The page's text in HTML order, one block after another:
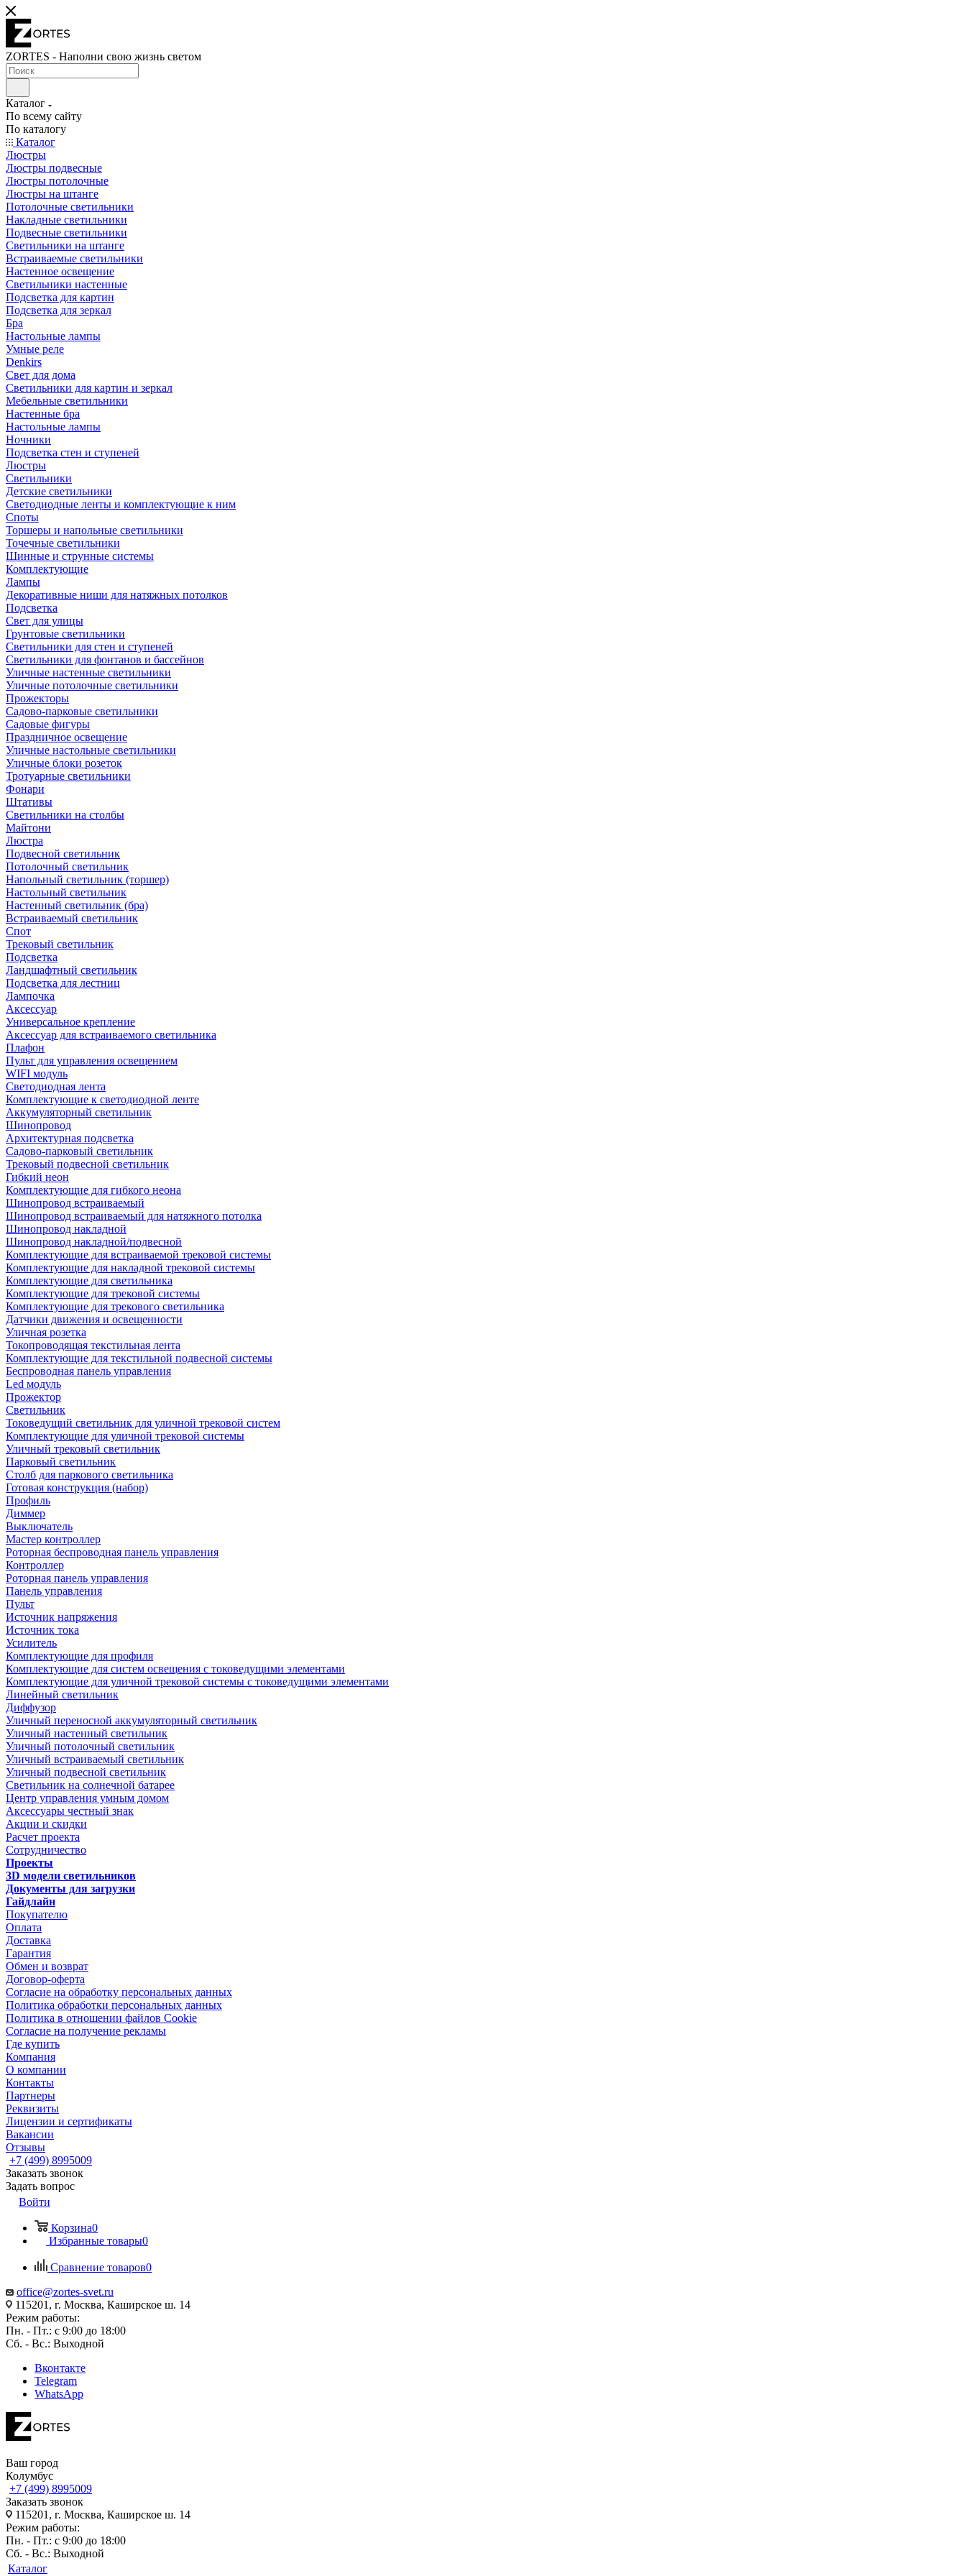
ZORTES - Наполни свою жизнь светом
Каталог
По всему сайту
По каталогу
Каталог
Люстры
Люстры подвесные
Люстры потолочные
Люстры на штанге
Потолочные светильники
Накладные светильники
Подвесные светильники
Светильники на штанге
Встраиваемые светильники
Настенное освещение
Светильники настенные
Подсветка для картин
Подсветка для зеркал
Бра
Настольные лампы
Умные реле
Denkirs
Свет для дома
Светильники для картин и зеркал
Мебельные светильники
Настенные бра
Настольные лампы
Ночники
Подсветка стен и ступеней
Люстры
Светильники
Детские светильники
Светодиодные ленты и комплектующие к ним
Споты
Торшеры и напольные светильники
Точечные светильники
Шинные и струнные системы
Комплектующие
Лампы
Декоративные ниши для натяжных потолков
Подсветка
Свет для улицы
Грунтовые светильники
Светильники для стен и ступеней
Светильники для фонтанов и бассейнов
Уличные настенные светильники
Уличные потолочные светильники
Прожекторы
Садово-парковые светильники
Садовые фигуры
Праздничное освещение
Уличные настольные светильники
Уличные блоки розеток
Тротуарные светильники
Фонари
Штативы
Светильники на столбы
Майтони
Люстра
Подвесной светильник
Потолочный светильник
Напольный светильник (торшер)
Настольный светильник
Настенный светильник (бра)
Встраиваемый светильник
Спот
Трековый светильник
Подсветка
Ландшафтный светильник
Подсветка для лестниц
Лампочка
Аксессуар
Универсальное крепление
Аксессуар для встраиваемого светильника
Плафон
Пульт для управления освещением
WIFI модуль
Светодиодная лента
Комплектующие к светодиодной ленте
Аккумуляторный светильник
Шинопровод
Архитектурная подсветка
Садово-парковый светильник
Трековый подвесной светильник
Гибкий неон
Комплектующие для гибкого неона
Шинопровод встраиваемый
Шинопровод встраиваемый для натяжного потолка
Шинопровод накладной
Шинопровод накладной/подвесной
Комплектующие для встраиваемой трековой системы
Комплектующие для накладной трековой системы
Комплектующие для светильника
Комплектующие для трековой системы
Комплектующие для трекового светильника
Датчики движения и освещенности
Уличная розетка
Токопроводящая текстильная лента
Комплектующие для текстильной подвесной системы
Беспроводная панель управления
Led модуль
Прожектор
Светильник
Токоведущий светильник для уличной трековой систем
Комплектующие для уличной трековой системы
Уличный трековый светильник
Парковый светильник
Столб для паркового светильника
Готовая конструкция (набор)
Профиль
Диммер
Выключатель
Мастер контроллер
Роторная беспроводная панель управления
Контроллер
Роторная панель управления
Панель управления
Пульт
Источник напряжения
Источник тока
Усилитель
Комплектующие для профиля
Комплектующие для систем освещения с токоведущими элементами
Комплектующие для уличной трековой системы с токоведущими элементами
Линейный светильник
Диффузор
Уличный переносной аккумуляторный светильник
Уличный настенный светильник
Уличный потолочный светильник
Уличный встраиваемый светильник
Уличный подвесной светильник
Светильник на солнечной батарее
Центр управления умным домом
Аксессуары честный знак
Акции и скидки
Расчет проекта
Сотрудничество
Проекты
3D модели светильников
Документы для загрузки
Гайдлайн
Покупателю
Оплата
Доставка
Гарантия
Обмен и возврат
Договор-оферта
Согласие на обработку персональных данных
Политика обработки персональных данных
Политика в отношении файлов Cookie
Согласие на получение рекламы
Где купить
Компания
О компании
Контакты
Партнеры
Реквизиты
Лицензии и сертификаты
Вакансии
Отзывы
+7 (499) 8995009
Заказать звонок
Задать вопрос
Войти
Корзина0
Избранные товары0
Сравнение товаров0
office@zortes-svet.ru
115201, г. Москва, Каширское ш. 14
Режим работы:
Пн. - Пт.: с 9:00 до 18:00
Сб. - Вс.: Выходной
Вконтакте
Telegram
WhatsApp
Ваш город
Колумбус
+7 (499) 8995009
Заказать звонок
115201, г. Москва, Каширское ш. 14
Режим работы:
Пн. - Пт.: с 9:00 до 18:00
Сб. - Вс.: Выходной
Каталог